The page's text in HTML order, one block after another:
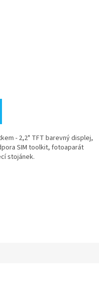
- 2,2" TFT barevný displej,
SIM toolkit, fotoaparát
stojánek.